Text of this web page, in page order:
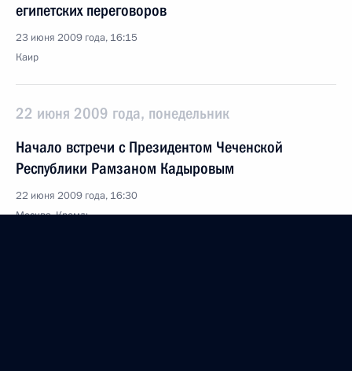
египетских переговоров
23 июня 2009 года, 16:15
Каир
22 июня 2009 года, понедельник
Начало встречи с Президентом Чеченской
Республики Рамзаном Кадыровым
22 июня 2009 года, 16:30
Москва, Кремль